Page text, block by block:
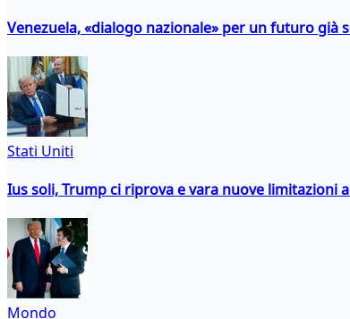
Venezuela, «dialogo nazionale» per un futuro già
Stati Uniti
Ius soli, Trump ci riprova e vara nuove limitazioni
Mondo